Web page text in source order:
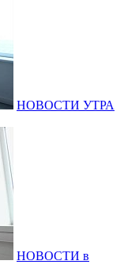
НОВОСТИ УТРА
НОВОСТИ в